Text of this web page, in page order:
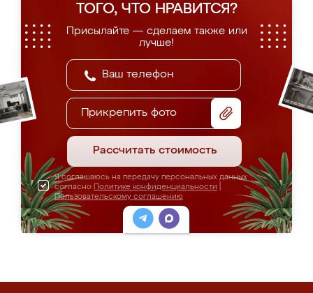
ТОГО, ЧТО НРАВИТСЯ?
Присылайте — сделаем также или
лучше!
Прикрепить фото
Рассчитать стоимость
Я соглашаюсь на передачу персональных данных
согласно Политике конфиденциальности
Пользовательскому соглашению